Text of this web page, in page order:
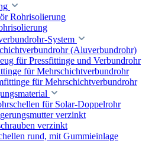
Rohrisolierung
System
(Aluverbundrohr)
für Pressfittinge und Verbundrohr
für Mehrschichtverbundrohr
für Mehrschichtverbundrohr
für Solar-Doppelrohr
verzinkt
verzinkt
rund, mit Gummieinlage